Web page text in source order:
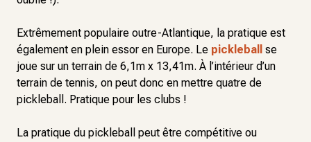
Extrêmement populaire outre-Atlantique, la pratique est
également en plein essor en Europe. Le pickleball se
joue sur un terrain de 6,1m x 13,41m. À l’intérieur d’un
terrain de tennis, on peut donc en mettre quatre de
pickleball. Pratique pour les clubs !
La pratique du pickleball peut être compétitive ou